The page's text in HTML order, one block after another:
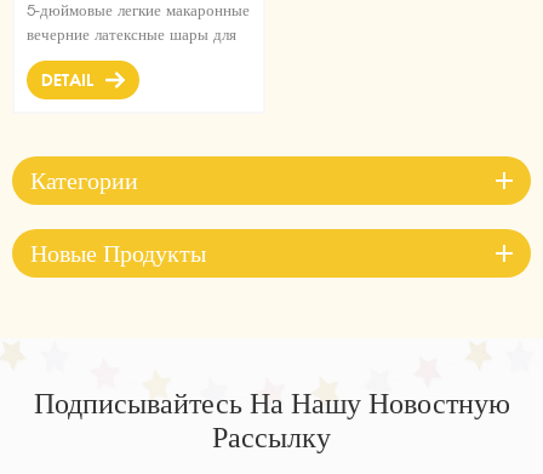
5-дюймовые легкие макаронные
вечерние латексные шары для
дня рождения, свадьбы,
девичника, детского душа,
DETAIL
Категории
Новые Продукты
Подписывайтесь На Нашу Новостную
Рассылку